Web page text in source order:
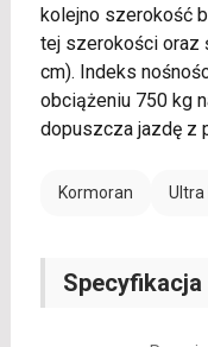
kolejno szerokość
tej szerokości oraz
cm). Indeks
obciążeniu 750 kg
dopuszcza jazdę z
Kormoran Ultra
Specyfikacja